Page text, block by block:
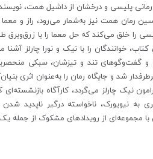
رمان همت نیز به‌شمار می‌رود، راز و
را خلق می‌کند که حل معما را با
کتاب، خوانندگان را با نیک و نورا چارلز
گفت‌وگوهای تند و تیزشان، سبکی
شد و جایگاه رمان را به‌عنوان اثری
نیک چارلز می‌گردد، کارآگاه
به نیویورک، ناخواسته درگیر ناپدید
با مجموعه‌ای از رویدادهای مشکوک از